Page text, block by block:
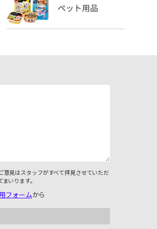
意見はスタッフがすべて拝見させていただ
いります。
フォームから